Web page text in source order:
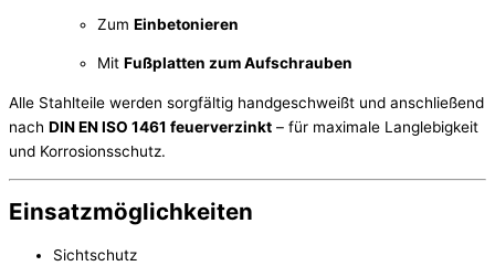
Zum Einbetonieren
Mit Fußplatten zum Aufschrauben
Alle Stahlteile werden sorgfältig handgeschweißt und anschließend
nach DIN EN ISO 1461 feuerverzinkt – für maximale Langlebigkeit
und Korrosionsschutz.
Einsatzmöglichkeiten
Sichtschutz